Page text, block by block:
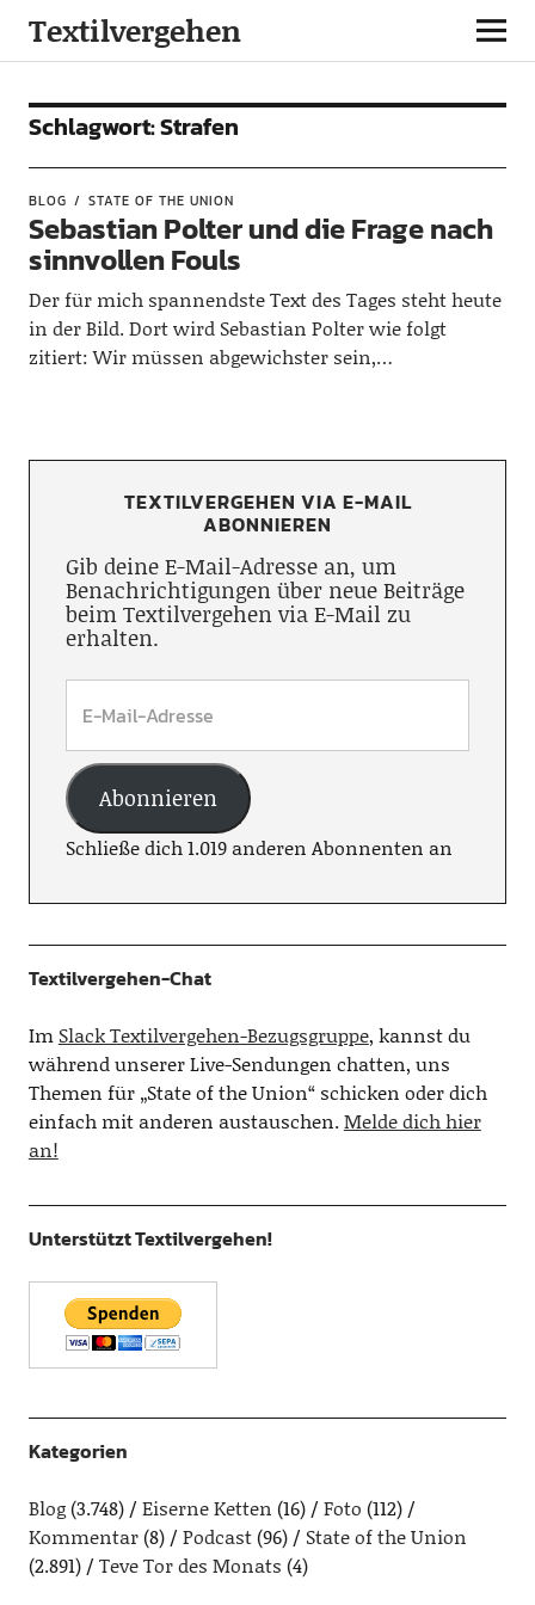
Textilvergehen
Schlagwort:Strafen
BLOG STATE OF THE UNION
Sebastian Polter und die Frage nach
sinnvollen Fouls
Der für mich spannendste Text des Tages steht heute
in der Bild. Dort wird Sebastian Polter wie folgt
zitiert: Wir müssen abgewichster sein,…
TEXTILVERGEHEN VIA E-MAIL
ABONNIEREN
Gib deine E-Mail-Adresse an, um
Benachrichtigungen über neue Beiträge
beim Textilvergehen via E-Mail zu
erhalten.
Abonnieren
Schließe dich 1.019 anderen Abonnenten an
Textilvergehen-Chat
Im Slack Textilvergehen-Bezugsgruppe, kannst du
während unserer Live-Sendungen chatten, uns
Themen für „State of the Union“ schicken oder dich
einfach mit anderen austauschen.Melde dich hier
an!
Unterstützt Textilvergehen!
Kategorien
Blog(3.748) Eiserne Ketten (16) Foto (112)
Kommentar(8) Podcast(96)
State of the Union
(2.891)
Teve Tor des Monats (4)